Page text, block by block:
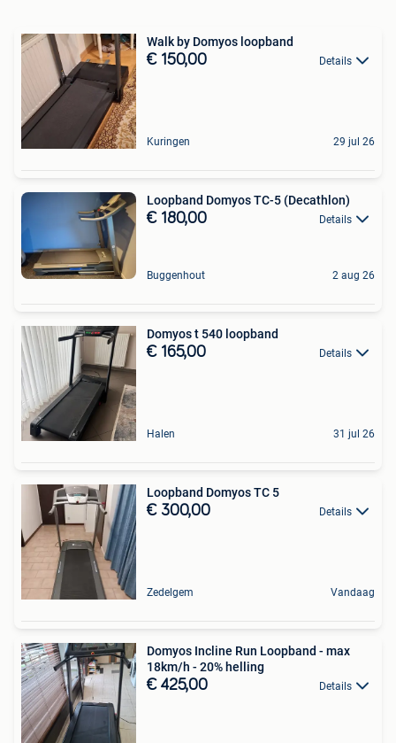
Walk by Domyos loopband
€ 150,00 Details
Kuringen 29 jul 26
Loopband Domyos TC-5 (Decathlon)
€ 180,00 Details
Buggenhout 2 aug 26
Domyos t 540 loopband
€ 165,00 Details
Halen 31 jul 26
Loopband Domyos TC 5
€ 300,00 Details
Zedelgem Vandaag
Domyos Incline Run Loopband - max
18km/h - 20% helling
€ 425,00 Details